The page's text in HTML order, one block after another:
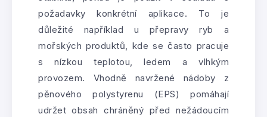
požadavky konkrétní aplikace. To je
důležité například u přepravy ryb a
mořských produktů, kde se často pracuje
s nízkou teplotou, ledem a vlhkým
provozem. Vhodně navržené nádoby z
pěnového polystyrenu (EPS) pomáhají
udržet obsah chráněný před nežádoucím